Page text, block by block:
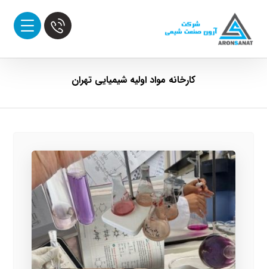
کارخانه مواد اولیه شیمیایی تهران